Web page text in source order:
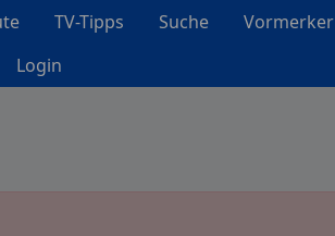
TV-Tipps Suche Vormerker
Login